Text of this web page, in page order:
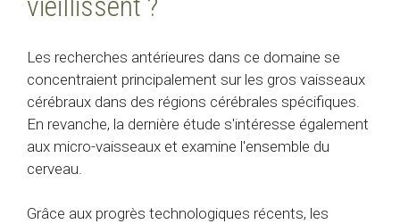
Les recherches antérieures dans ce domaine se
concentraient principalement sur les gros vaisseaux
cérébraux dans des régions cérébrales spécifiques.
En revanche, la dernière étude s'intéresse également
aux micro-vaisseaux et examine l'ensemble du
cerveau.
Grâce aux progrès technologiques récents, les